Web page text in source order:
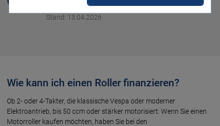
Stand: 13.04.2026
Wie kann ich einen Roller finanzieren?
Ob 2- oder 4-Takter, die klassische Vespa oder moderner
Elektroantrieb, bis 50 ccm oder stärker motorisiert: Wenn Sie einen
Motorroller kaufen möchten, haben Sie bei den